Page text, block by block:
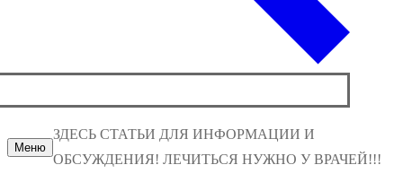
Меню
ЗДЕСЬ СТАТЬИ ДЛЯ ИНФОРМАЦИИ И
ОБСУЖДЕНИЯ! ЛЕЧИТЬСЯ НУЖНО У ВРАЧЕЙ!!!